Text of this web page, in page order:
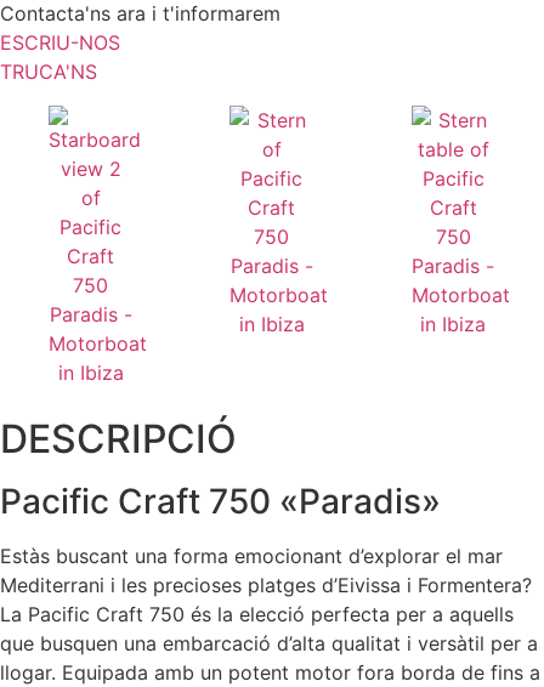
Contacta'ns ara i t'informarem
ESCRIU-NOS
TRUCA'NS
DESCRIPCIÓ
Pacific Craft 750 «Paradis»
Estàs buscant una forma emocionant d’explorar el mar
Mediterrani i les precioses platges d’Eivissa i Formentera?
La Pacific Craft 750 és la elecció perfecta per a aquells
que busquen una embarcació d’alta qualitat i versàtil per a
llogar. Equipada amb un potent motor fora borda de fins a